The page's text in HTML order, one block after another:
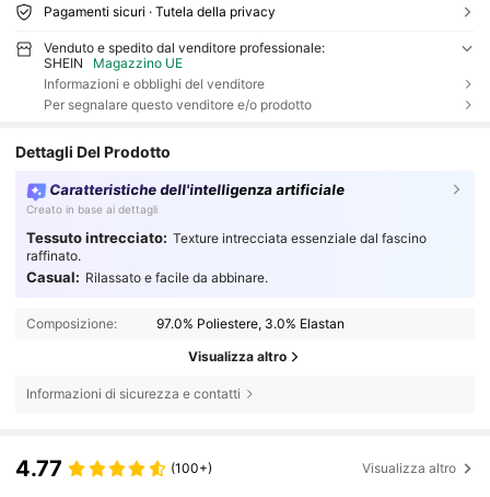
Pagamenti sicuri · Tutela della privacy
Venduto e spedito dal venditore professionale:
SHEIN
Magazzino UE
Informazioni e obblighi del venditore
Per segnalare questo venditore e/o prodotto
Dettagli Del Prodotto
Caratteristiche dell'intelligenza artificiale
Creato in base ai dettagli
Tessuto intrecciato: Texture intrecciata essenziale dal fascino
raffinato.
Casual: Rilassato e facile da abbinare.
Composizione: 97.0% Poliestere, 3.0% Elastan
Visualizza altro
Informazioni di sicurezza e contatti
4.77 (100+) Visualizza altro